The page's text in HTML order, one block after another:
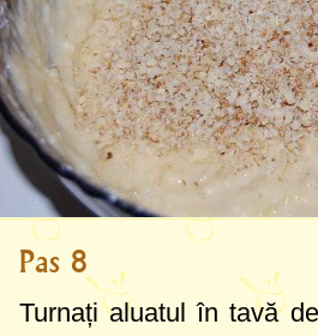
Pas 8
Turnați aluatul în tavă